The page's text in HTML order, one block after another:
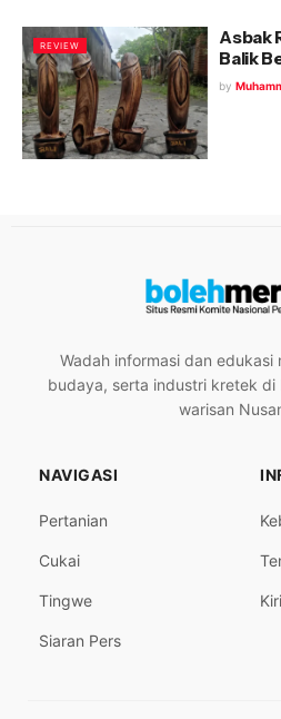
REVIEW
Asbak
Balik
by
Wadah informasi dan edukasi
budaya, serta industri kretek di
warisan
NAVIGASI
Pertanian
Cukai
Tingwe
Siaran Pers